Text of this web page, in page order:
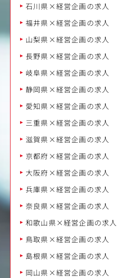
石川県×経営企画の求人
福井県×経営企画の求人
山梨県×経営企画の求人
長野県×経営企画の求人
岐阜県×経営企画の求人
静岡県×経営企画の求人
愛知県×経営企画の求人
三重県×経営企画の求人
滋賀県×経営企画の求人
京都府×経営企画の求人
大阪府×経営企画の求人
兵庫県×経営企画の求人
奈良県×経営企画の求人
和歌山県×経営企画の求人
鳥取県×経営企画の求人
島根県×経営企画の求人
岡山県×経営企画の求人